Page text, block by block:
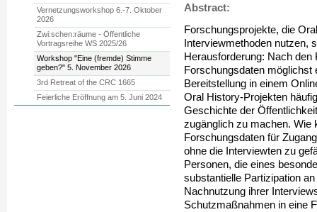
Abstract:
Forschungsprojekte, die
Interviewmethoden nutzen,
Herausforderung: Nach
Forschungsdaten möglichst
Bereitstellung in einem
Oral History-Projekten
Geschichte der
zugänglich zu machen. Wie
Forschungsdaten für
ohne die Interviewten zu
Personen, die eines
substantielle Partizipation
Nachnutzung ihrer
Schutzmaßnahmen in eine
Vernetzungsworkshop 6.-7. Oktober
2026
Zwi:schen:räume - Öffentliche
Vortragsreihe WS 2025/26
Workshop "Eine (fremde) Stimme
geben?" 5. November 2026
3rd Retreat of the CRC 1665
Feierliche Eröffnung am 5. Juni 2024